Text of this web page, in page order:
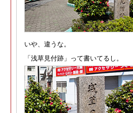
いや、違うな。
「浅草見付跡」って書いてるし。